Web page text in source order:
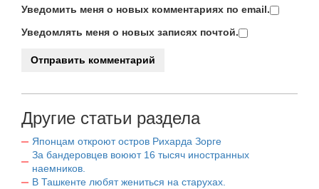
Уведомить меня о новых комментариях по email.
Уведомлять меня о новых записях почтой.
Другие статьи раздела
Японцам откроют остров Рихарда Зорге
За бандеровцев воюют 16 тысяч иностранных
наемников.
В Ташкенте любят жениться на старухах.